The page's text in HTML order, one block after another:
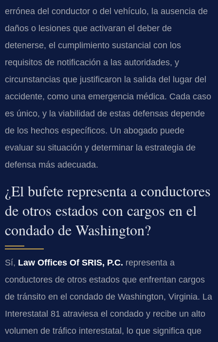
errónea del conductor o del vehículo, la ausencia de
daños o lesiones que activaran el deber de
detenerse, el cumplimiento sustancial con los
requisitos de notificación a las autoridades, y
circunstancias que justificaron la salida del lugar del
accidente, como una emergencia médica. Cada caso
es único, y la viabilidad de estas defensas depende
de los hechos específicos. Un abogado puede
evaluar su situación y determinar la estrategia de
defensa más adecuada.
¿El bufete representa a conductores
de otros estados con cargos en el
condado de Washington?
Sí, Law Offices Of SRIS, P.C. representa a
conductores de otros estados que enfrentan cargos
de tránsito en el condado de Washington, Virginia. La
Interestatal 81 atraviesa el condado y recibe un alto
volumen de tráfico interestatal, lo que significa que